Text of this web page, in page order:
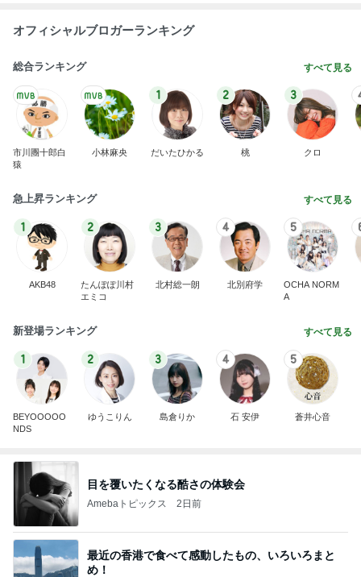
オフィシャルブロガーランキング
総合ランキング すべて見る
市川團十郎白
猿
小林麻央
1
だいたひかる
2
桃
3
クロ
急上昇ランキング すべて見る
1
AKB48
2
たんぽぽ川村
エミコ
3
北村総一朗
4
北別府学
5
OCHA NORM
A
新登場ランキング すべて見る
1
BEYOOOOO
NDS
2
ゆうこりん
3
島倉りか
4
石 安伊
5
蒼井心音
目を覆いたくなる酷さの体験会
Amebaトピックス 2日前
最近の香港で食べて感動したもの、いろいろまと
め！